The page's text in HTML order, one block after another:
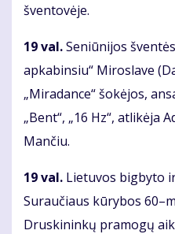
šventovėje.
19 val.Seniūnijos
apkabinsiu“ Miroslave
„Miradance“ šokėjos,
„Bent“, „16 Hz“, atlikėja
Mančiu.
19 val. Lietuvos bigbyto
Suraučiaus kūrybos
Druskininkų pramogų